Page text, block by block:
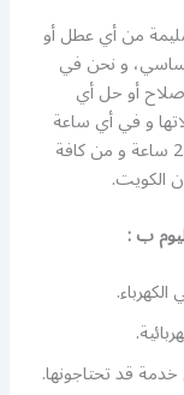
من أي عطل أو
و نحن في
أو حل أي
و في أي ساعة
كانت، بإمكانكم طلبنا في أي وقت و على مدار 24 ساعة و من كافة
الكويت.
ب :